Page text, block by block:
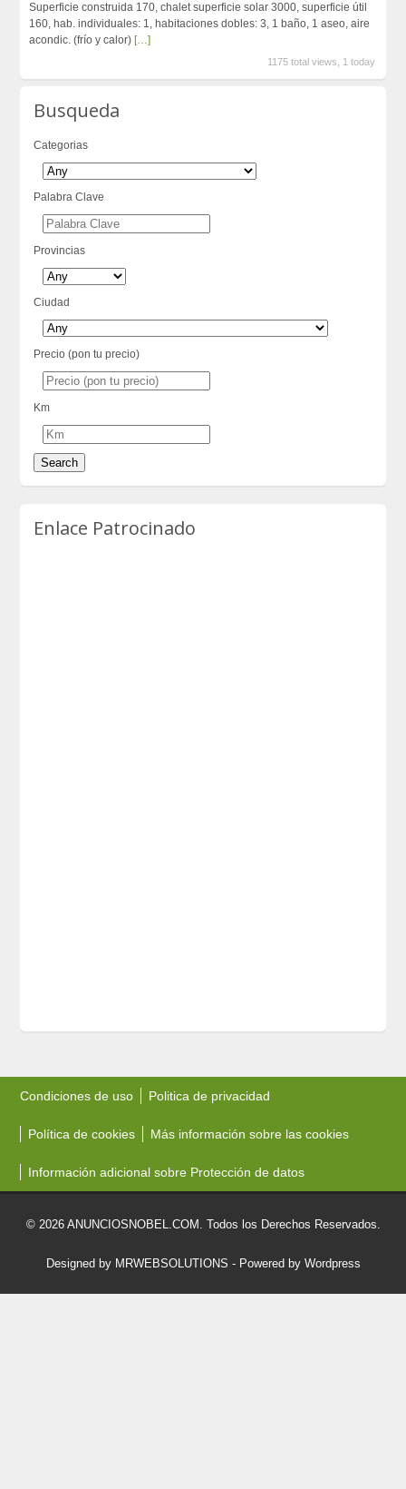
Superficie construida 170, chalet superficie solar 3000, superficie útil
160, hab. individuales: 1, habitaciones dobles: 3, 1 baño, 1 aseo, aire
acondic. (frío y calor) […]
1175 total views, 1 today
Busqueda
Categorias
Palabra Clave
Provincias
Ciudad
Precio (pon tu precio)
Km
Enlace Patrocinado
Condiciones de uso Politica de privacidad
Política de cookies Más información sobre las cookies
Información adicional sobre Protección de datos
© 2026 ANUNCIOSNOBEL.COM. Todos los Derechos Reservados.
Designed by MRWEBSOLUTIONS - Powered by Wordpress